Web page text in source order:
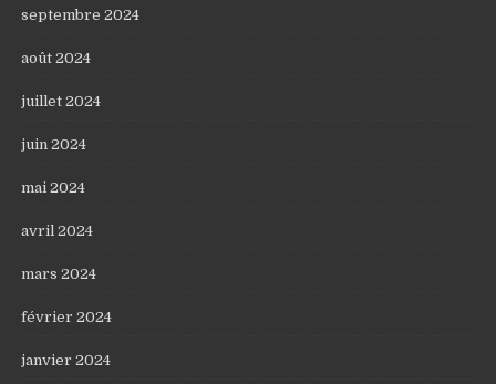
septembre 2024
août 2024
juillet 2024
juin 2024
mai 2024
avril 2024
mars 2024
février 2024
janvier 2024